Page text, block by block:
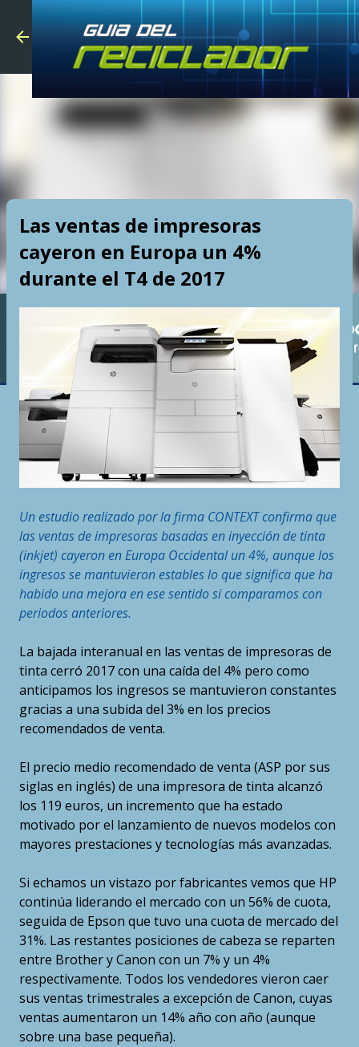
Skip to
Las ventas de impresoras
cayeron en Europa un 4%
durante el T4 de 2017
Un estudio realizado por la firma CONTEXT confirma que
las ventas de impresoras basadas en inyección de tinta
(inkjet) cayeron en Europa Occidental un 4%, aunque los
ingresos se mantuvieron estables lo que significa que ha
habido una mejora en ese sentido si comparamos con
periodos anteriores.
La bajada interanual en las ventas de impresoras de
tinta cerró 2017 con una caída del 4% pero como
anticipamos los ingresos se mantuvieron constantes
gracias a una subida del 3% en los precios
recomendados de venta.
El precio medio recomendado de venta (ASP por sus
siglas en inglés) de una impresora de tinta alcanzó
los 119 euros, un incremento que ha estado
motivado por el lanzamiento de nuevos modelos con
mayores prestaciones y tecnologías más avanzadas.
Si echamos un vistazo por fabricantes vemos que HP
continúa liderando el mercado con un 56% de cuota,
seguida de Epson que tuvo una cuota de mercado del
31%. Las restantes posiciones de cabeza se reparten
entre Brother y Canon con un 7% y un 4%
respectivamente. Todos los vendedores vieron caer
sus ventas trimestrales a excepción de Canon, cuyas
ventas aumentaron un 14% año con año (aunque
sobre una base pequeña).